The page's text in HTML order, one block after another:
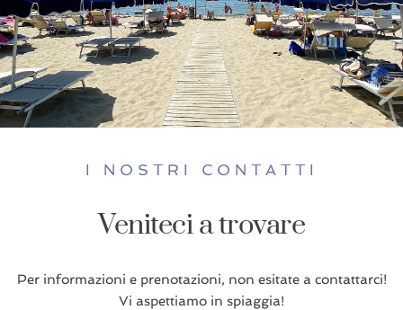
I NOSTRI CONTATTI
Veniteci a trovare
Per informazioni e prenotazioni, non esitate a contattarci!
Vi aspettiamo in spiaggia!